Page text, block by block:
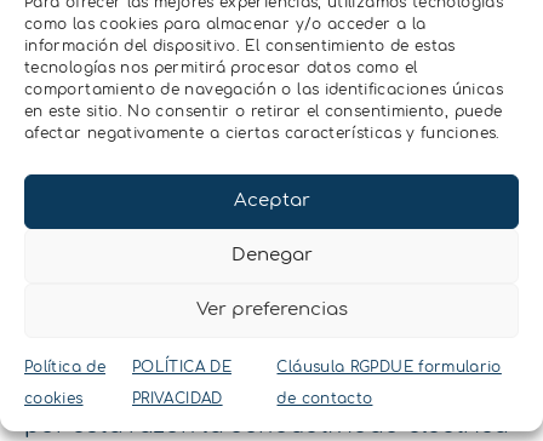
como las cookies para almacenar y/o acceder a la
información del dispositivo. El consentimiento de estas
tecnologías nos permitirá procesar datos como el
comportamiento de navegación o las identificaciones únicas
en este sitio. No consentir o retirar el consentimiento, puede
afectar negativamente a ciertas características y funciones.
Aceptar
Denegar
Ver preferencias
Política de
cookies
POLÍTICA DE
PRIVACIDAD
Cláusula RGPDUE formulario
de contacto
saturación.La sonda TEROS 12mide
el contenido en agua. y el punto de
saturación puede determinarse
calculando la densidad aparente del
suelo. La sonda TEROS 12 nos permite
eléctrica suelo de una forma sencilla
¿En qué unidades se
expresa?
Las unidades del Sistema Internacional
de la conductancia eléctrica es el Siemen,
por esta razón la conductividad eléctrica